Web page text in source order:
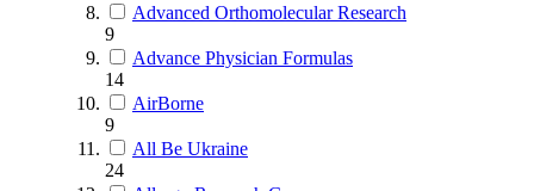
Advanced Orthomolecular Research
9
Advance Physician Formulas
14
AirBorne
9
All Be Ukraine
24